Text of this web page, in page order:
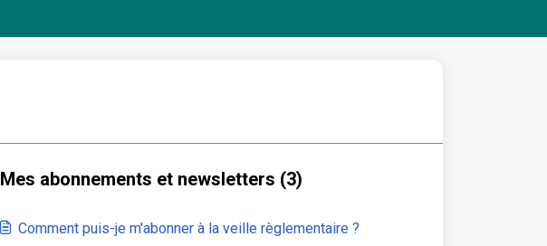
Mes abonnements et newsletters (3)
Comment puis-je m'abonner à la veille règlementaire ?